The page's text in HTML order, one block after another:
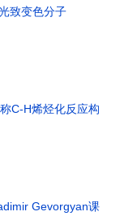
致变色分子
C-H烯烃化反应构
Gevorgyan课